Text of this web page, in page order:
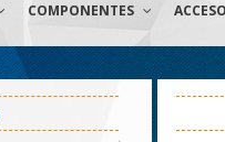
COMPONENTES